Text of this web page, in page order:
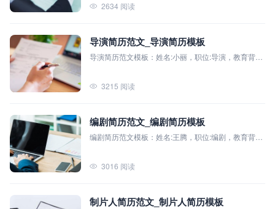
导力等。
2634 阅读
导演简历范文_导演简历模板
导演简历范文模板：姓名:小丽，职位:导演，教育背景:
实践、声音设计
3215 阅读
编剧简历范文_编剧简历模板
编剧简历范文模板：姓名:王腾，职位:编剧，教育背景:
本分析等。
3016 阅读
制片人简历范文_制片人简历模板